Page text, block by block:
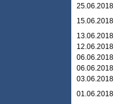
25.06.2018
15.06.2018
13.06.2018
12.06.2018
06.06.2018
06.06.2018
03.06.2018
01.06.2018